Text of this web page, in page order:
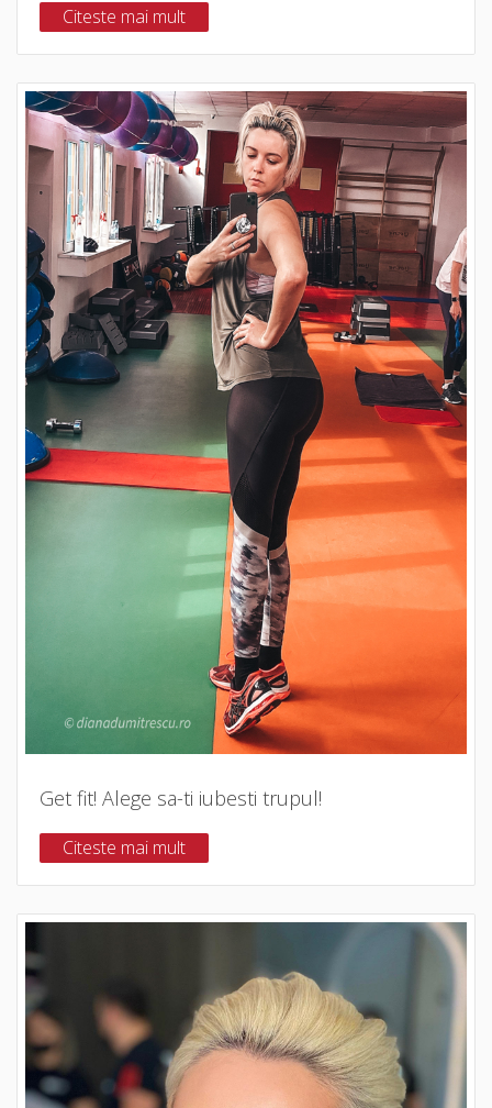
Citeste mai mult
Get fit! Alege sa-ti iubesti trupul!
Citeste mai mult